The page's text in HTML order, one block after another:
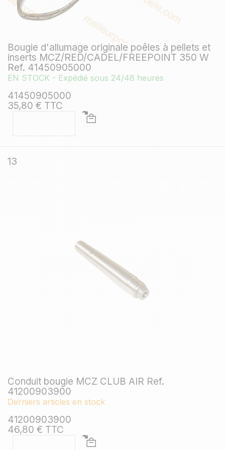
Bougie d'allumage originale poêles à pellets et
inserts MCZ/RED/CADEL/FREEPOINT 350 W
Ref. 41450905000
EN STOCK - Expédié sous 24/48 heures
41450905000
35,80 € TTC
13
Conduit bougie MCZ CLUB AIR Ref.
41200903900
Derniers articles en stock
41200903900
46,80 € TTC